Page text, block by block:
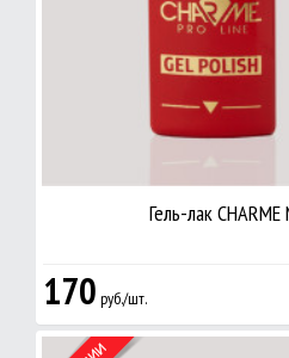
Гель-лак
170 руб./шт.